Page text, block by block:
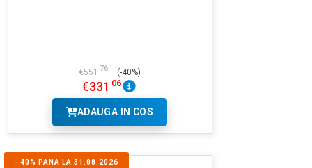
€551 76 (-40%)
€331 06
ADAUGA IN COS
- 40% PANA LA 31.08.2026